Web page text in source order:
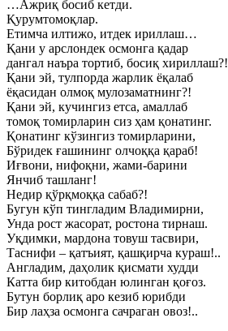
…Ажриқ босиб кетди.
Қурумтомоқлар.
Етимча илтижо, итдек ириллаш…
Қани у арслондек осмонга қадар
дангал наъра тортиб, босиқ хириллаш?!
Қани эй, тулпорда жарлик ёқалаб
ёқасидан олмоқ мулозаматнинг?!
Қани эй, кучингиз етса, амаллаб
томоқ томирларин сиз ҳам қонатинг.
Қонатинг кўзингиз томирларини,
Бўридек ғашининг олчоққа қараб!
Иғвони, нифоқни, жами-барини
Янчиб ташланг!
Недир қўрқмоққа сабаб?!
Бугун кўп тингладим Владимирни,
Унда рост жасорат, ростона тирнаш.
Уқдимки, мардона товуш тасвири,
Таснифи – қатъият, қашқирча кураш!..
Англадим, даҳолик қисмати худди
Катта бир китобдан юлинган қоғоз.
Бутун борлиқ аро кезиб юрибди
Бир лаҳза осмонга сачраган овоз!..